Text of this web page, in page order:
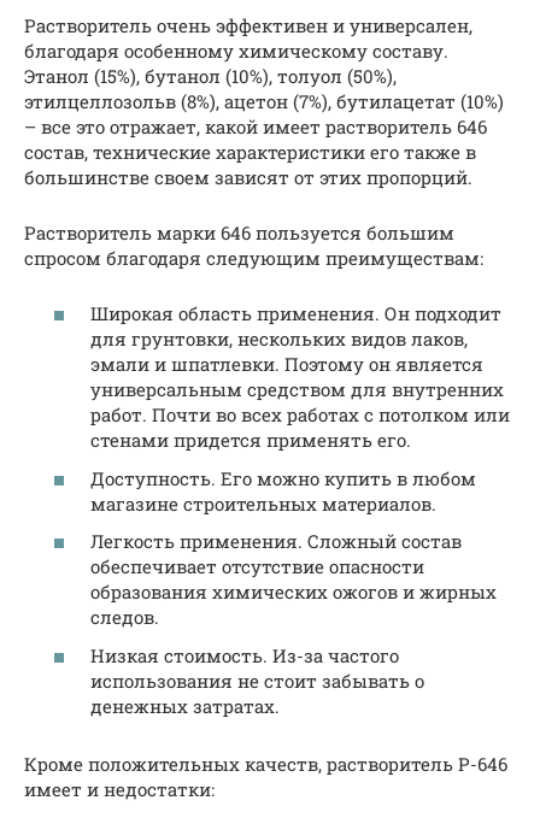
Растворитель очень эффективен и универсален,
благодаря особенному химическому составу.
Этанол (15%), бутанол (10%), толуол (50%),
этилцеллозольв (8%), ацетон (7%), бутилацетат (10%)
– все это отражает, какой имеет растворитель 646
состав, технические характеристики его также в
большинстве своем зависят от этих пропорций.
Растворитель марки 646 пользуется большим
спросом благодаря следующим преимуществам:
Широкая область применения. Он подходит
для грунтовки, нескольких видов лаков,
эмали и шпатлевки. Поэтому он является
универсальным средством для внутренних
работ. Почти во всех работах с потолком или
стенами придется применять его.
Доступность. Его можно купить в любом
магазине строительных материалов.
Легкость применения. Сложный состав
обеспечивает отсутствие опасности
образования химических ожогов и жирных
следов.
Низкая стоимость. Из-за частого
использования не стоит забывать о
денежных затратах.
Кроме положительных качеств, растворитель Р-646
имеет и недостатки: